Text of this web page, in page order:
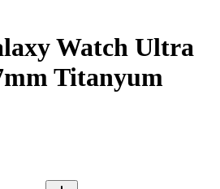
Watch Ultra
Titanyum